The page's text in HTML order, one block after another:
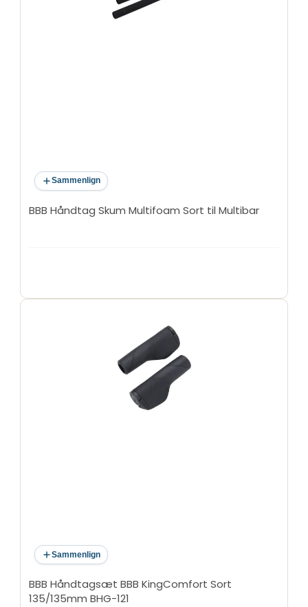
Sammenlign
BBB Håndtag Skum Multifoam Sort til Multibar
Sammenlign
BBB Håndtagsæt BBB KingComfort Sort
135/135mm BHG-121